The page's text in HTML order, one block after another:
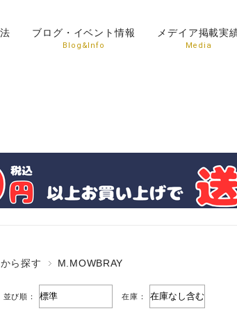
ブログ・イベント情報
Blog&Info
メデイア掲載実
Media
ら探す M.MOWBRAY
並び順： 在庫：